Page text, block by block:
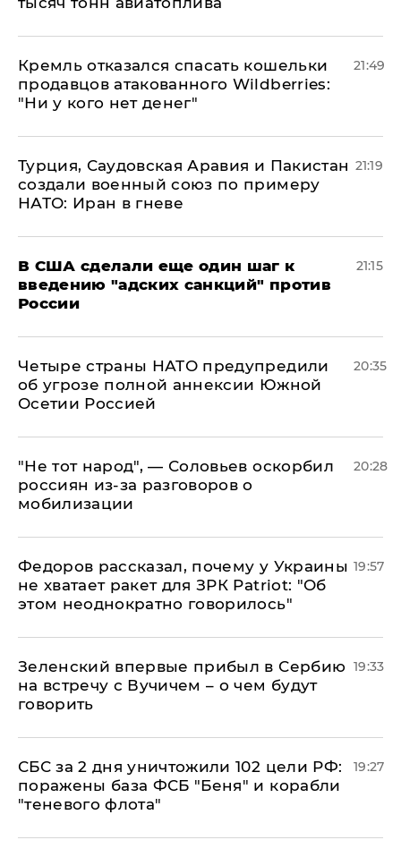
Кремль отказался спасать кошельки
продавцов атакованного Wildberries:
"Ни у кого нет денег"
21:49
Турция, Саудовская Аравия и Пакистан
создали военный союз по примеру
НАТО: Иран в гневе
21:19
В США сделали еще один шаг к
введению "адских санкций" против
России
21:15
Четыре страны НАТО предупредили
об угрозе полной аннексии Южной
Осетии Россией
20:35
​"Не тот народ", — Соловьев оскорбил
россиян из-за разговоров о
мобилизации
20:28
Федоров рассказал, почему у Украины
не хватает ракет для ЗРК Patriot: "Об
этом неоднократно говорилось"
19:57
Зеленский впервые прибыл в Сербию
на встречу с Вучичем – о чем будут
говорить
19:33
СБС за 2 дня уничтожили 102 цели РФ:
поражены база ФСБ "Беня" и корабли
"теневого флота"
19:27